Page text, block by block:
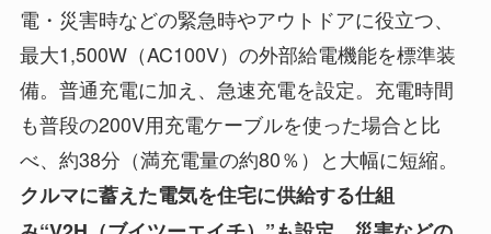
電・災害時などの緊急時やアウトドアに役立つ、
最大1,500W（AC100V）の外部給電機能を標準装
備。普通充電に加え、急速充電を設定。充電時間
も普段の200V用充電ケーブルを使った場合と比
べ、約38分（満充電量の約80％）と大幅に短縮。
クルマに蓄えた電気を住宅に供給する仕組